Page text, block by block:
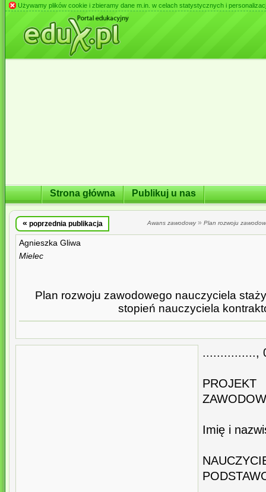
Używamy plików cookie i zbieramy dane m.in. w celach statystycznych i
Strona główna Publikuj u nas
« poprzednia publikacja Awans zawodowy» Plan rozwoju
Agnieszka Gliwa
Mielec
Plan rozwoju zawodowego nauczyciela
stopień nauczyciela
...............,
Imię i